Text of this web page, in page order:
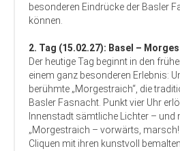
besonderen Eindrücke der Basler
können.
2. Tag (15.02.27): Basel –
Der heutige Tag beginnt in den
einem ganz besonderen Erlebnis:
berühmte „Morgestraich“, die
Basler Fasnacht. Punkt vier Uhr
Innenstadt sämtliche Lichter –
„Morgestraich – vorwärts,
Cliquen mit ihren kunstvoll